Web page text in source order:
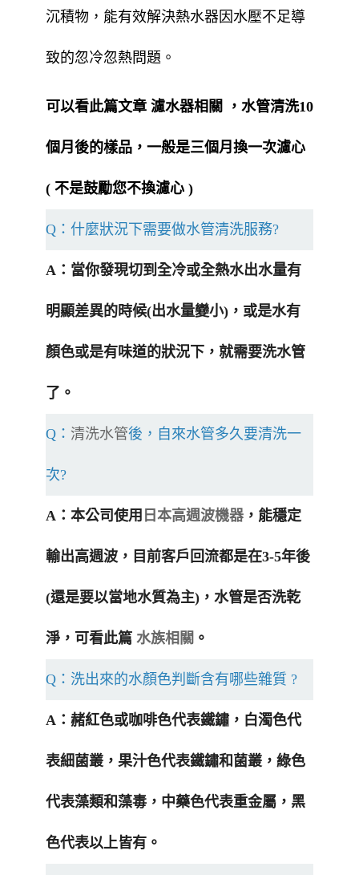
沉積物，能有效解決熱水器因水壓不足導
致的忽冷忽熱問題。
可以看此篇文章 濾水器相關 ，水管清洗10
個月後的樣品，一般是三個月換一次濾心
( 不是鼓勵您不換濾心 )
Q：什麼狀況下需要做水管清洗服務?
A：當你發現切到全冷或全熱水出水量有
明顯差異的時候(出水量變小)，或是水有
顏色或是有味道的狀況下，就需要洗水管
了。
Q： 清洗水管後，自來水管多久要清洗一
次?
A：本公司使用 日本高週波機器 ，能穩定
輸出高週波，目前客戶回流都是在3-5年後
(還是要以當地水質為主)，水管是否洗乾
淨，可看此篇 水族相關 。
Q：洗出來的水顏色判斷含有哪些雜質 ?
A：赭紅色或咖啡色代表鐵鏽，白濁色代
表細菌叢，果汁色代表鐵鏽和菌叢，綠色
代表藻類和藻毒，中藥色代表重金屬，黑
色代表以上皆有。